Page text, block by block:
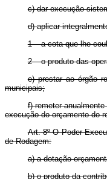
c) dar execução
d) aplicar
1 – a cota que lhe
2 – o produto das
e) prestar ao órgão
municipais;
f) remeter
execução do orçamento do
Art.8º O Poder
de Rodagem:
a) a dotação
b) o produto da